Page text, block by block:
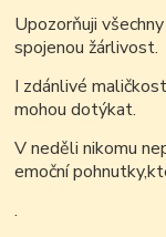
Upozorňuji
spojenou žárlivost.
I zdánlivé
mohou dotýkat.
V neděli nikomu
emoční
.